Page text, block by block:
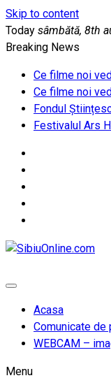
Skip to content
Today sâmbătă, 8th
Breaking News
Ce filme noi
Ce filme noi
Fondul
Festivalul Ars
Acasa
Comunicate de
WEBCAM –
Menu